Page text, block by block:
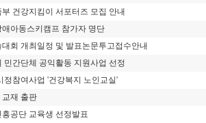
건강지킴이 서포터즈 모집 안내
애아동스키캠프 참가자 명단
회 개최일정 및 발표논문투고접수안내
민간단체 공익활동 지원사업 선정
정참여사업 '건강복지 노인교실'
교재 출판
흥공단 교육생 선정발표